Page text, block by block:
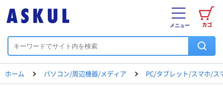
カゴ
メニュー
ホーム パソコン/周辺機器/メディア PC/タブレット/スマホ/ス